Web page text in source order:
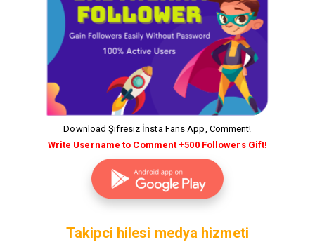
Download Şifresiz İnsta Fans App, Comment!
Write Username to Comment +500 Followers Gift!
Takipci hilesi medya hizmeti